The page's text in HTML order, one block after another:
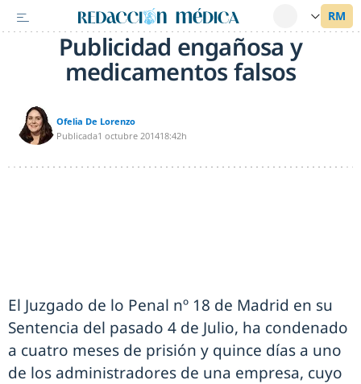
Publicidad engañosa y
medicamentos falsos
Ofelia De Lorenzo
Publicada1 octubre 201418:42h
El Juzgado de lo Penal nº 18 de Madrid en su
Sentencia del pasado 4 de Julio, ha condenado
a cuatro meses de prisión y quince días a uno
de los administradores de una empresa, cuyo